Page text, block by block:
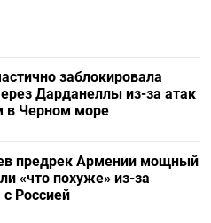
заблокировала
Дарданеллы из-за атак
в Черном море
предрек Армении мощный
«что похуже» из-за
Россией